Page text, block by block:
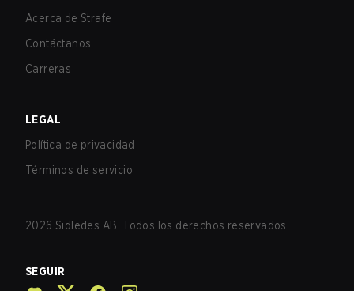
Acerca de Strafe
Contáctanos
Carreras
LEGAL
Política de privacidad
Términos de servicio
2026 Sidledes AB. Todos los derechos reservados.
SEGUIR